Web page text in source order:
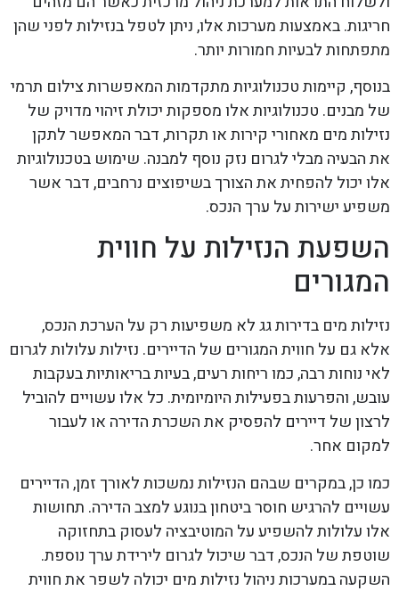
חריגות. באמצעות מערכות אלו, ניתן לטפל בנזילות לפני שהן
מתפתחות לבעיות חמורות יותר.
בנוסף, קיימות טכנולוגיות מתקדמות המאפשרות צילום תרמי
של מבנים. טכנולוגיות אלו מספקות יכולת זיהוי מדויק של
נזילות מים מאחורי קירות או תקרות, דבר המאפשר לתקן
את הבעיה מבלי לגרום נזק נוסף למבנה. שימוש בטכנולוגיות
אלו יכול להפחית את הצורך בשיפוצים נרחבים, דבר אשר
משפיע ישירות על ערך הנכס.
השפעת הנזילות על חווית
המגורים
נזילות מים בדירות גג לא משפיעות רק על הערכת הנכס,
אלא גם על חווית המגורים של הדיירים. נזילות עלולות לגרום
לאי נוחות רבה, כמו ריחות רעים, בעיות בריאותיות בעקבות
עובש, והפרעות בפעילות היומיומית. כל אלו עשויים להוביל
לרצון של דיירים להפסיק את השכרת הדירה או לעבור
למקום אחר.
כמו כן, במקרים שבהם הנזילות נמשכות לאורך זמן, הדיירים
עשויים להרגיש חוסר ביטחון בנוגע למצב הדירה. תחושות
אלו עלולות להשפיע על המוטיבציה לעסוק בתחזוקה
שוטפת של הנכס, דבר שיכול לגרום לירידת ערך נוספת.
השקעה במערכות ניהול נזילות מים יכולה לשפר את חווית